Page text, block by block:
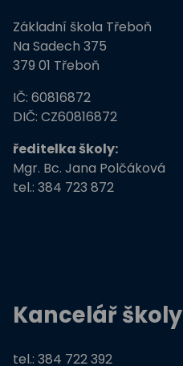
Základní škola Třeboň
Na Sadech 375
379 01 Třeboň
IČ: 60816872
DIČ: CZ60816872
ředitelka školy:
Mgr. Bc. Jana Polčáková
tel.: 384 723 872
Kancelář školy
tel.: 384 722 392